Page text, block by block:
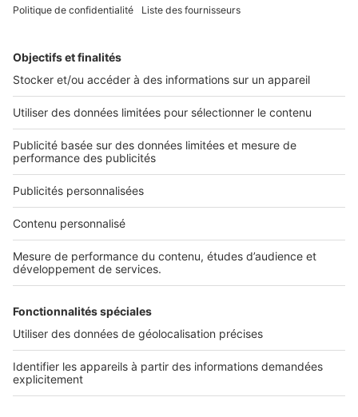
2 rue des Italiens 75009 Paris
01 53 38 80 00
Nos solutions pro
Actualités pro
Nous contacter